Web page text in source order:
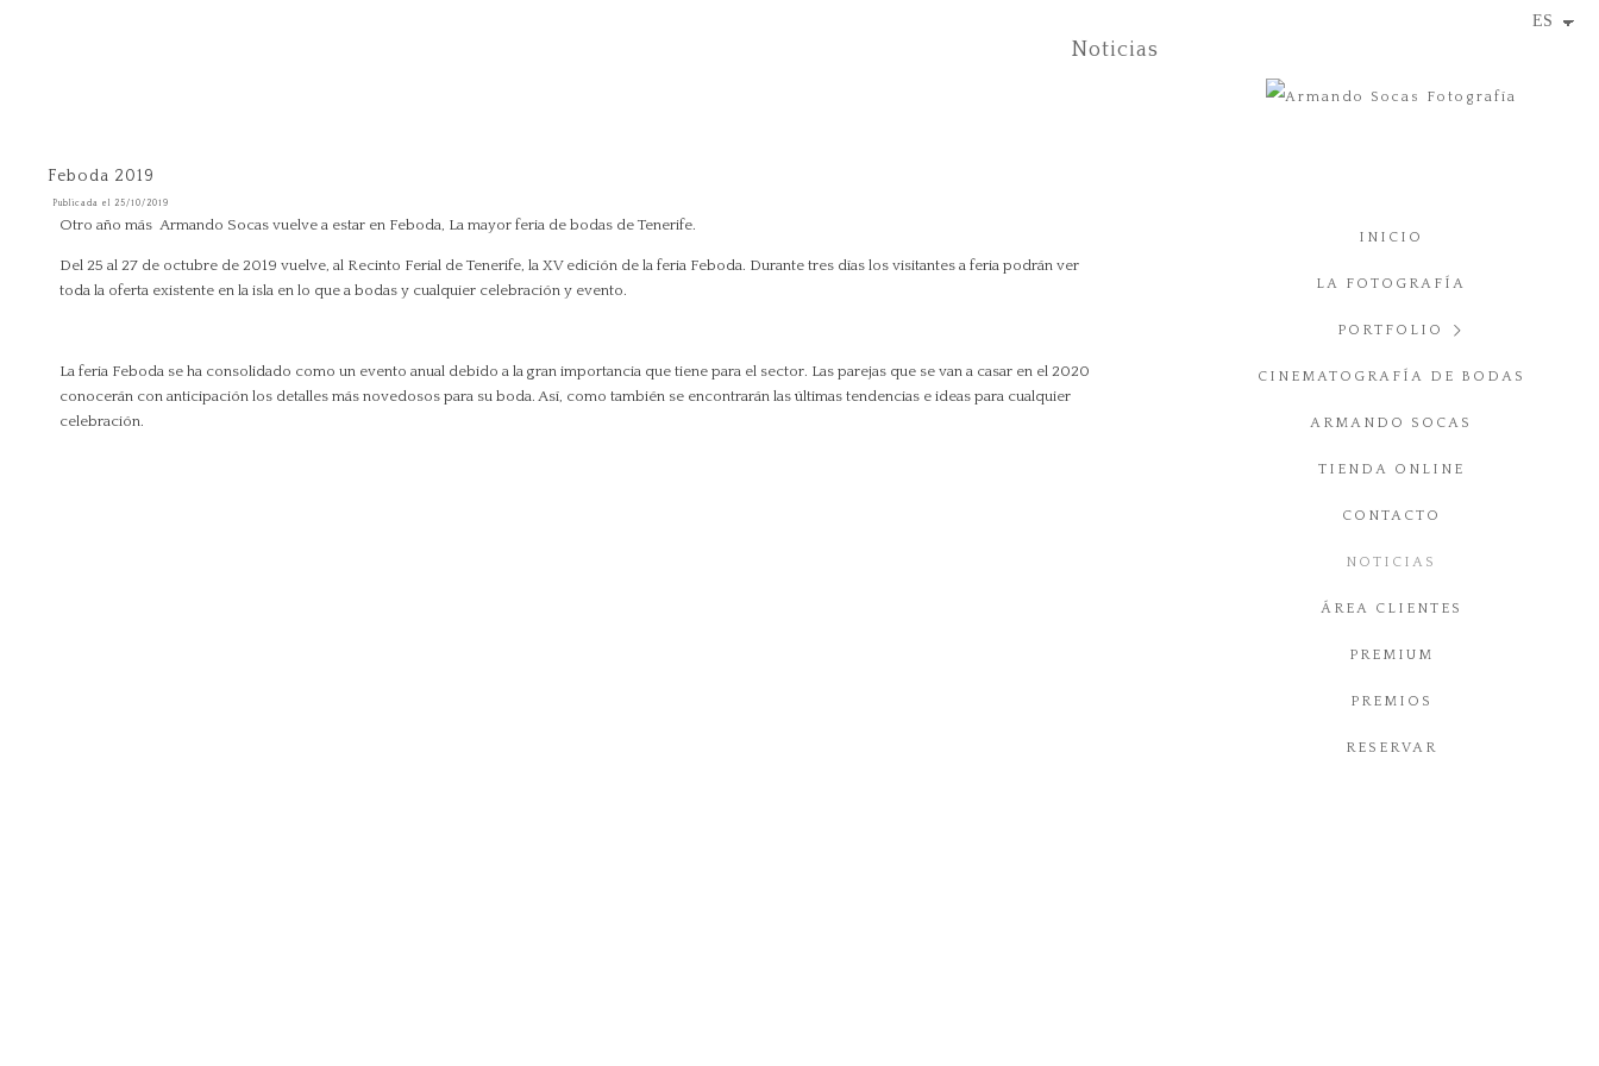
INICIO
LA FOTOGRAFÍA
PORTFOLIO
BODA
PUBLICIDAD
ARQUITECTURA
JÓVENES
MUSICA
INFANTIL
COMUNIÓN
CINEMATOGRAFÍA DE BODAS
ARMANDO SOCAS
TIENDA ONLINE
CONTACTO
NOTICIAS
ÁREA CLIENTES
PREMIUM
PREMIOS
RESERVAR
Noticias
Feboda 2019
Publicada el 25/10/2019
Otro año más Armando Socas vuelve a estar en Feboda, La mayor feria de bodas de Tenerife.
Del 25 al 27 de octubre de 2019 vuelve, al Recinto Ferial de Tenerife, la XV edición de la feria Feboda. Durante tres días los visitantes a feria podrán ver
toda la oferta existente en la isla en lo que a bodas y cualquier celebración y evento.
La feria Feboda se ha consolidado como un evento anual debido a la gran importancia que tiene para el sector. Las parejas que se van a casar en el 2020
conocerán con anticipación los detalles más novedosos para su boda. Así, como también se encontrarán las últimas tendencias e ideas para cualquier
celebración.